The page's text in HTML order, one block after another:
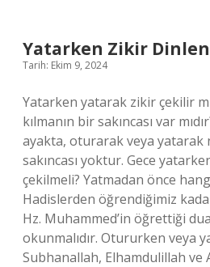
Yatarken Zikir
Tarih: Ekim 9, 2024
Yatarken yatarak zikir çekilir
kılmanın bir sakıncası var
ayakta, oturarak veya yatarak
sakıncası yoktur. Gece
çekilmeli? Yatmadan önce
Hadislerden öğrendiğimiz
Hz. Muhammed’in öğrettiği
okunmalıdır. Otururken veya
Subhanallah, Elhamdulillah ve